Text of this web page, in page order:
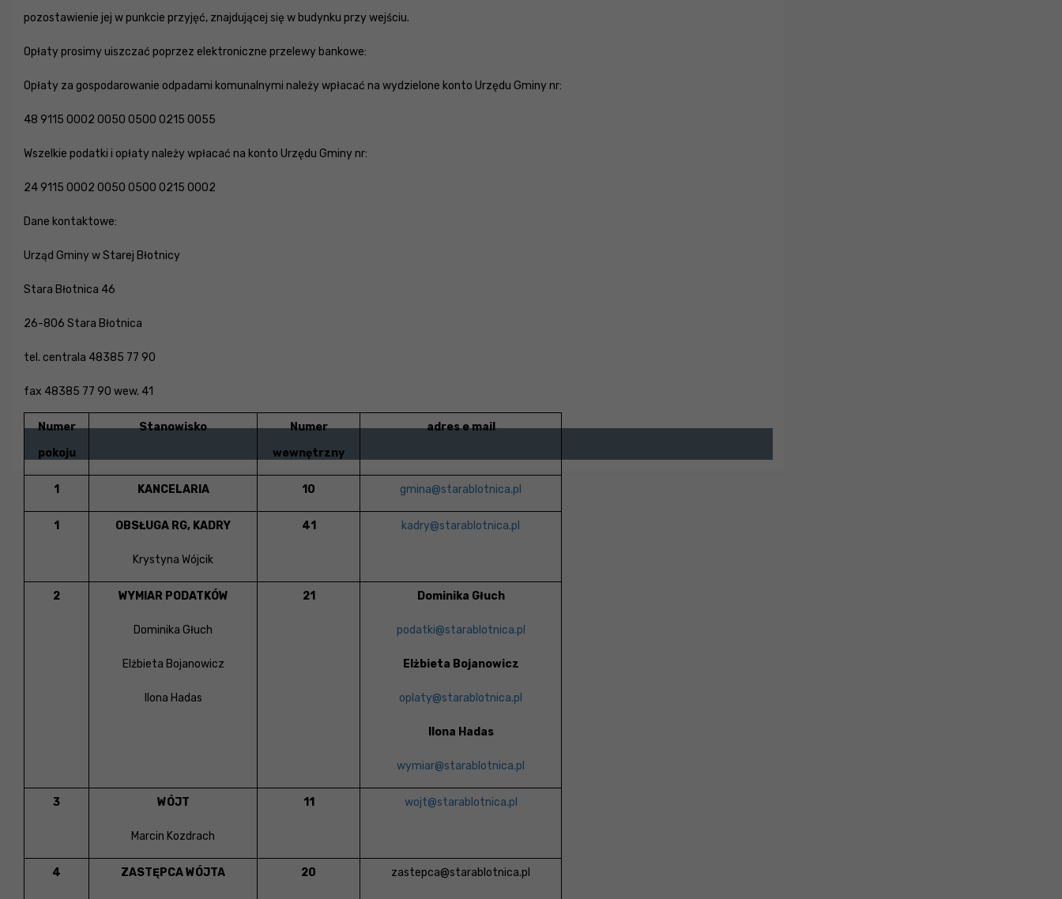
pozostawienie jej w punkcie przyjęć, znajdującej się w budynku przy wejściu.
Opłaty prosimy uiszczać poprzez elektroniczne przelewy bankowe:
Opłaty za gospodarowanie odpadami komunalnymi należy wpłacać na wydzielone konto Urzędu Gminy nr:
48 9115 0002 0050 0500 0215 0055
Wszelkie podatki i opłaty należy wpłacać na konto Urzędu Gminy nr:
24 9115 0002 0050 0500 0215 0002
Dane kontaktowe:
Urząd Gminy w Starej Błotnicy
Stara Błotnica 46
26-806 Stara Błotnica
tel. centrala 48385 77 90
fax 48385 77 90 wew. 41
Numer
pokoju
Stanowisko
Numer
wewnętrzny
adres e mail
1 KANCELARIA 10 gmina@starablotnica.pl
1 OBSŁUGA RG, KADRY
Krystyna Wójcik
41 kadry@starablotnica.pl
2 WYMIAR PODATKÓW
Dominika Głuch
Elżbieta Bojanowicz
Ilona Hadas
21 Dominika Głuch
podatki@starablotnica.pl
Elżbieta Bojanowicz
oplaty@starablotnica.pl
Ilona Hadas
wymiar@starablotnica.pl
3 WÓJT
Marcin Kozdrach
11 wojt@starablotnica.pl
4 ZASTĘPCA WÓJTA 20 zastepca@starablotnica.pl